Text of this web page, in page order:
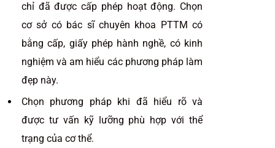
chỉ đã được cấp phép hoạt động. Chọn
cơ sở có bác sĩ chuyên khoa PTTM có
bằng cấp, giấy phép hành nghề, có kinh
nghiệm và am hiểu các phương pháp làm
đẹp này.
Chọn phương pháp khi đã hiểu rõ và
được tư vấn kỹ lưỡng phù hợp với thể
trạng của cơ thể.